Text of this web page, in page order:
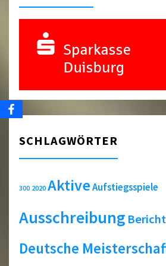
SCHLAGWÖRTER
300 2020 AktiveAufstiegsspiele
Ausschreibung Bericht
Deutsche